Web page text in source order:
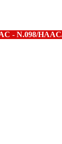
- N.098/